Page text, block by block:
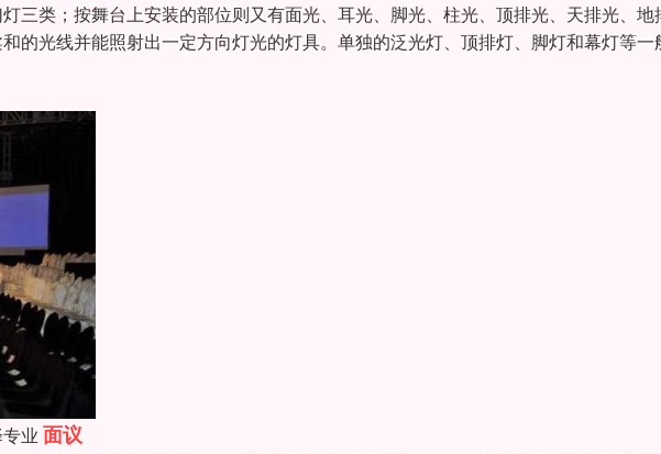
三类；按舞台上安装的部位则又有面光、耳光、脚光、柱光、顶排光、天排光、地
的光线并能照射出一定方向灯光的灯具。单独的泛光灯、顶排灯、脚灯和幕灯等一
业 面议